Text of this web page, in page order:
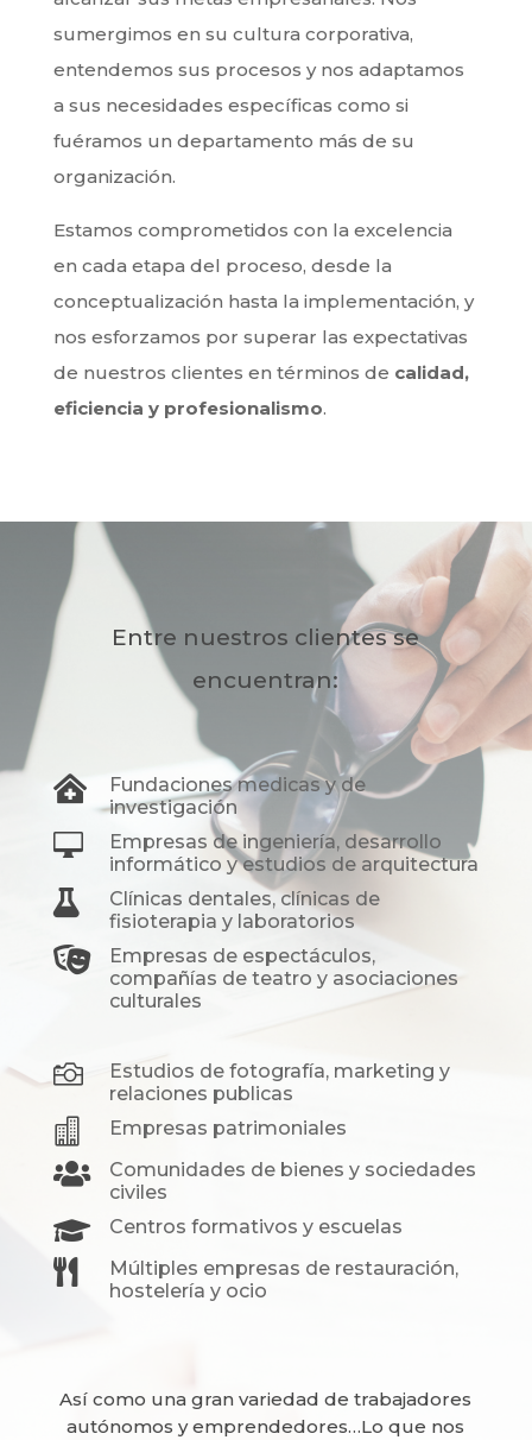
sumergimos en su cultura corporativa,
entendemos sus procesos y nos adaptamos
a sus necesidades específicas como si
fuéramos un departamento más de su
organización.
Estamos comprometidos con la excelencia
en cada etapa del proceso, desde la
conceptualización hasta la implementación, y
nos esforzamos por superar las expectativas
de nuestros clientes en términos de calidad,
eficiencia y profesionalismo.
Entre nuestros clientes se
encuentran:

Fundaciones medicas y de
investigación

Empresas de ingeniería, desarrollo
informático y estudios de arquitectura

Clínicas dentales, clínicas de
fisioterapia y laboratorios

Empresas de espectáculos,
compañías de teatro y asociaciones
culturales

Estudios de fotografía, marketing y
relaciones publicas
 Empresas patrimoniales

Comunidades de bienes y sociedades
civiles
 Centros formativos y escuelas

Múltiples empresas de restauración,
hostelería y ocio
Así como una gran variedad de trabajadores
autónomos y emprendedores…Lo que nos